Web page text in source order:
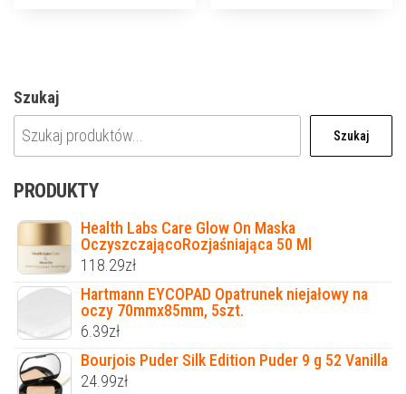
Szukaj
Szukaj
PRODUKTY
Health Labs Care Glow On Maska
OczyszczającoRozjaśniająca 50 Ml
118.29zł
Hartmann EYCOPAD Opatrunek niejałowy na
oczy 70mmx85mm, 5szt.
6.39zł
Bourjois Puder Silk Edition Puder 9 g 52 Vanilla
24.99zł